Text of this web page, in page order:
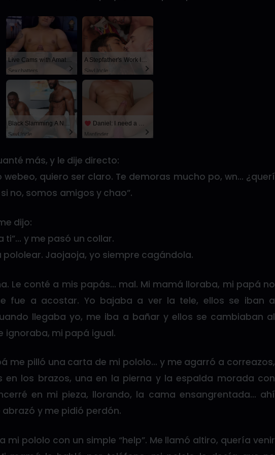
Live Cams with Amateur Men
Sexchatters
A Stepfather's Work Is Never Done
SayUncle
Black Slamming A Nerd
SayUncle
Daniel: I need a man for a spicy night...
Manfinder
más, y le dije directo:
webeo, quiero ser claro. Te demoras mucho po, wn… ¿querí
no, somos amigos y chao”.
dijo:
ti”… y me pasó un collar.
Jaojaoja, yo siempre cagándola.
Le conté a mis papás… mal. Mi mamá lloraba, mi papá no
fue a acostar. Yo bajaba a ver la tele, ellos se iban a
llegaba yo, me iba a bañar y ellos se cambiaban al
ignoraba, mi papá igual.
me pilló una carta de mi pololo… y me agarró a correazos,
en los brazos, una en la pierna y la espalda morada con
en mi pieza, llorando, la cama ensangrentada… ahí
y me pidió perdón.
mi pololo con un simple “help”. Me llamó altiro, quería venir